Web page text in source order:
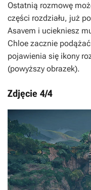
Ostatnią rozmowę
części rozdziału, już
Asavem i uciekniesz
Chloe zacznie
pojawienia się ikony
(powyższy obrazek).
Zdjęcie 4/4